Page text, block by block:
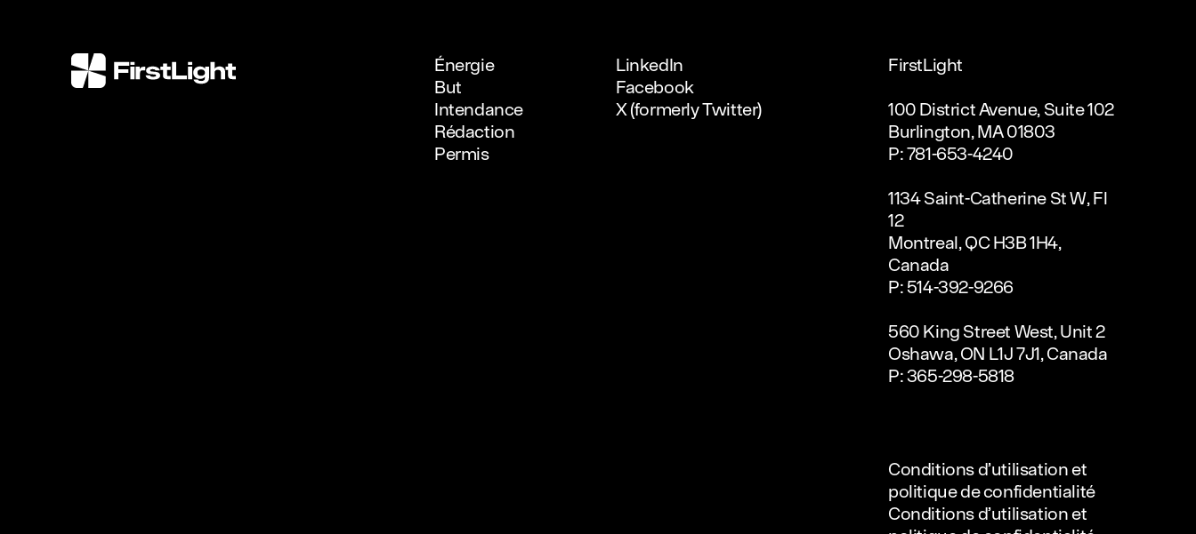
FirstLight
Énergie
But
Intendance
Rédaction
Permis
LinkedIn
Facebook
X (formerly Twitter)
FirstLight
100 District Avenue, Suite 102
Burlington, MA 01803
P: 781-653-4240
1134 Saint-Catherine St W, Fl
12
Montreal, QC H3B 1H4,
Canada
P: 514-392-9266
560 King Street West, Unit 2
Oshawa, ON L1J 7J1, Canada
P: 365-298-5818
Conditions d’utilisation et
politique de confidentialité
Conditions d’utilisation et